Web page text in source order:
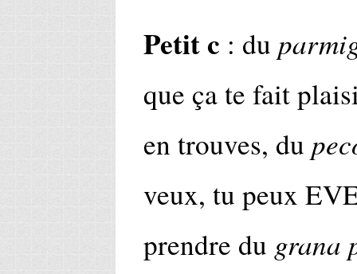
Petit c : du
que ça te fait
en trouves, du
veux, tu peux
prendre du grana